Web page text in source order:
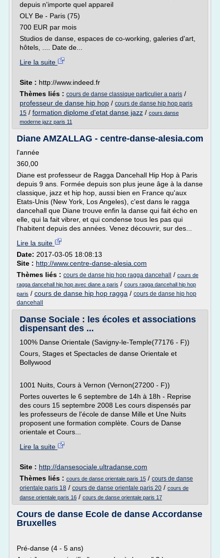
depuis n'importe quel appareil
OLY Be - Paris (75)
700 EUR par mois
Studios de danse, espaces de co-working, galeries d'art,
hôtels, .... Date de...
Lire la suite
Site : http://www.indeed.fr
Thèmes liés : cours de danse classique particulier a paris /
professeur de danse hip hop / cours de danse hip hop paris
15 / formation diplome d'etat danse jazz / cours danse
moderne jazz paris 11
Diane AMZALLAG - centre-danse-alesia.com
l'année
360,00
Diane est professeur de Ragga Dancehall Hip Hop à Paris
depuis 9 ans. Formée depuis son plus jeune âge à la danse
classique, jazz et hip hop, aussi bien en France qu'aux
Etats-Unis (New York, Los Angeles), c'est dans le ragga
dancehall que Diane trouve enfin la danse qui fait écho en
elle, qui la fait vibrer, et qui condense tous les pas qui
l'habitent depuis des années. Venez découvrir, sur des...
Lire la suite
Date: 2017-03-05 18:08:13
Site : http://www.centre-danse-alesia.com
Thèmes liés : cours de danse hip hop ragga dancehall / cours de
ragga dancehall hip hop avec diane a paris / cours ragga dancehall hip hop
paris / cours de danse hip hop ragga / cours de danse hip hop
dancehall
Danse Sociale : les écoles et associations
dispensant des ...
100% Danse Orientale (Savigny-le-Temple(77176 - F))
Cours, Stages et Spectacles de danse Orientale et
Bollywood
1001 Nuits, Cours à Vernon (Vernon(27200 - F))
Portes ouvertes le 6 septembre de 14h à 18h - Reprise
des cours 15 septembre 2008 Les cours dispensés par
les professeurs de l'école de danse Mille et Une Nuits
proposent une formation complète. Cours de Danse
orientale et Cours...
Lire la suite
Site : http://dansesociale.ultradanse.com
Thèmes liés : cours de danse orientale paris 15 / cours de danse
orientale paris 18 / cours de danse orientale paris 20 / cours de
danse orientale paris 16 / cours de danse orientale paris 17
Cours de danse Ecole de danse Accordanse
Bruxelles
Pré-danse (4 - 5 ans)